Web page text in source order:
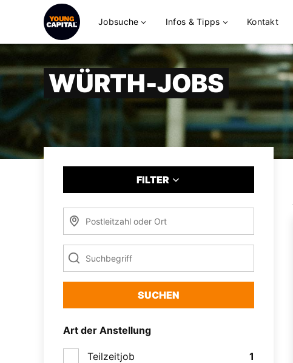
Jobsuche Infos & Tipps Kontakt
WÜRTH-JOBS
FILTER
SUCHEN
Art der Anstellung
Teilzeitjob 1